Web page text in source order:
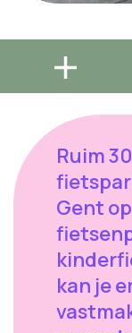
Ruim
Gent
kan je